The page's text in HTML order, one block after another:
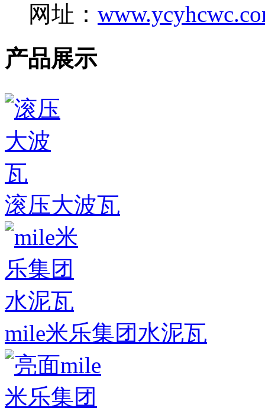
网址：
产品展示
滚压大波瓦
mile米乐集团水泥瓦